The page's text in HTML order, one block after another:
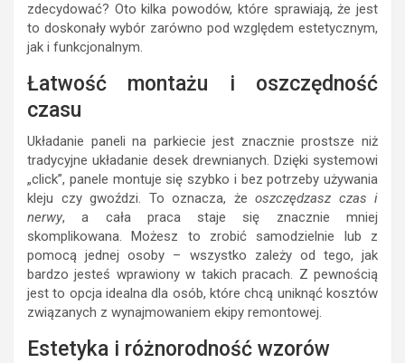
zdecydować? Oto kilka powodów, które sprawiają, że jest
to doskonały wybór zarówno pod względem estetycznym,
jak i funkcjonalnym.
Łatwość montażu i oszczędność
czasu
Układanie paneli na parkiecie jest znacznie prostsze niż
tradycyjne układanie desek drewnianych. Dzięki systemowi
„click”, panele montuje się szybko i bez potrzeby używania
kleju czy gwoździ. To oznacza, że oszczędzasz czas i
nerwy, a cała praca staje się znacznie mniej
skomplikowana. Możesz to zrobić samodzielnie lub z
pomocą jednej osoby – wszystko zależy od tego, jak
bardzo jesteś wprawiony w takich pracach. Z pewnością
jest to opcja idealna dla osób, które chcą uniknąć kosztów
związanych z wynajmowaniem ekipy remontowej.
Estetyka i różnorodność wzorów